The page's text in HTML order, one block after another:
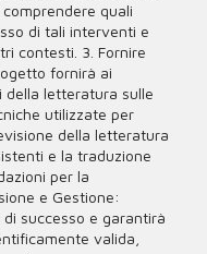
quali
di tali interventi e
contesti. 3. Fornire
fornirà ai
della letteratura sulle
utilizzate per
della letteratura
e la traduzione
per la
e Gestione:
successo e garantirà
valida,